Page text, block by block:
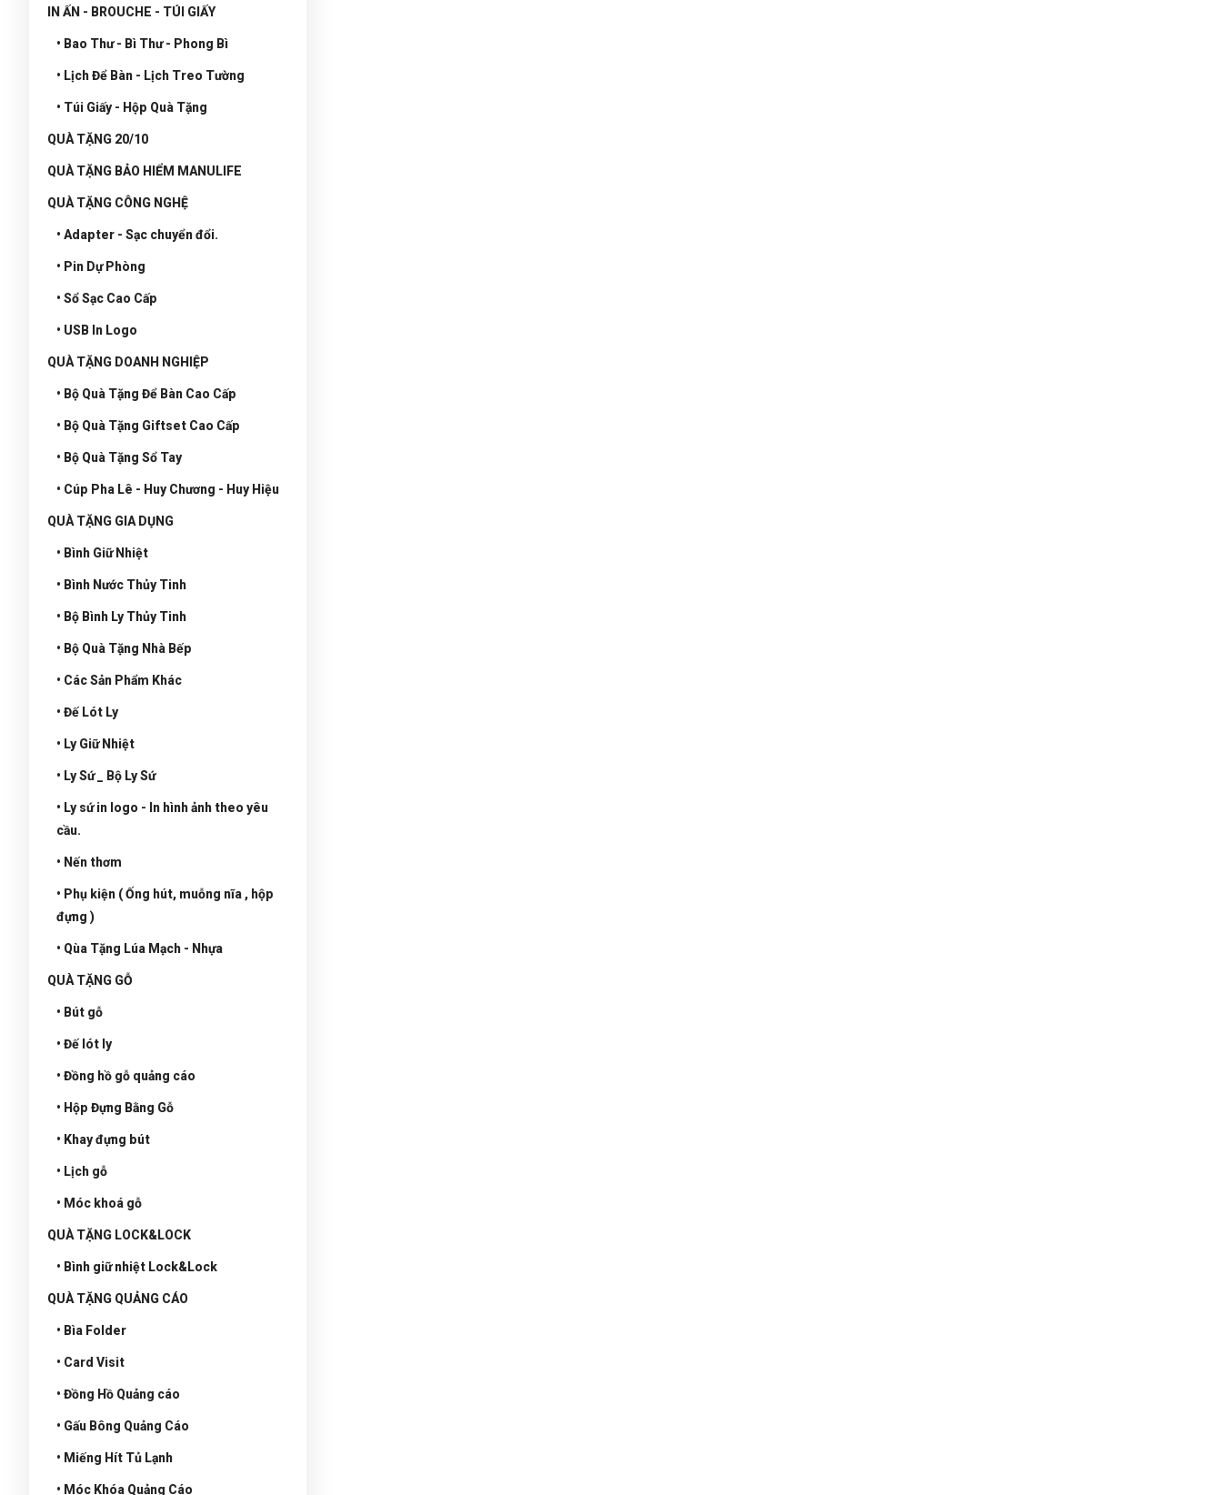
IN ẤN - BROUCHE - TÚI GIẤY
• Bao Thư - Bì Thư - Phong Bì
• Lịch Để Bàn - Lịch Treo Tường
• Túi Giấy - Hộp Quà Tặng
QUÀ TẶNG 20/10
QUÀ TẶNG BẢO HIỂM MANULIFE
QUÀ TẶNG CÔNG NGHỆ
• Adapter - Sạc chuyển đổi.
• Pin Dự Phòng
• Sổ Sạc Cao Cấp
• USB In Logo
QUÀ TẶNG DOANH NGHIỆP
• Bộ Quà Tặng Để Bàn Cao Cấp
• Bộ Quà Tặng Giftset Cao Cấp
• Bộ Quà Tặng Sổ Tay
• Cúp Pha Lê - Huy Chương - Huy Hiệu
QUÀ TẶNG GIA DỤNG
• Bình Giữ Nhiệt
• Bình Nước Thủy Tinh
• Bộ Bình Ly Thủy Tinh
• Bộ Quà Tặng Nhà Bếp
• Các Sản Phẩm Khác
• Đế Lót Ly
• Ly Giữ Nhiệt
• Ly Sứ _ Bộ Ly Sứ
• Ly sứ in logo - In hình ảnh theo yêu
cầu.
• Nến thơm
• Phụ kiện ( Ống hút, muỗng nĩa , hộp
đựng )
• Qùa Tặng Lúa Mạch - Nhựa
QUÀ TẶNG GỖ
• Bút gỗ
• Đế lót ly
• Đồng hồ gỗ quảng cáo
• Hộp Đựng Bằng Gỗ
• Khay đựng bút
• Lịch gỗ
• Móc khoá gỗ
QUÀ TẶNG LOCK&LOCK
• Bình giữ nhiệt Lock&Lock
QUÀ TẶNG QUẢNG CÁO
• Bìa Folder
• Card Visit
• Đồng Hồ Quảng cáo
• Gấu Bông Quảng Cáo
• Miếng Hít Tủ Lạnh
• Móc Khóa Quảng Cáo